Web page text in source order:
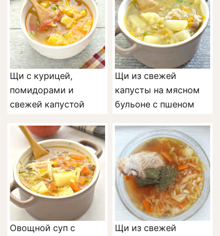
Щи с курицей,
помидорами и
свежей капустой
Щи из свежей
капусты на мясном
бульоне с пшеном
Овощной суп с
Щи из свежей